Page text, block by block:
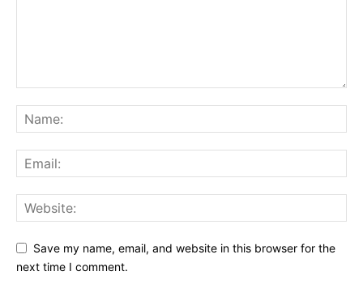
Save my name, email, and website in this browser for the
next time I comment.